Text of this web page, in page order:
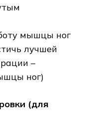
мышцы ног
лучшей
–
ног)
(для